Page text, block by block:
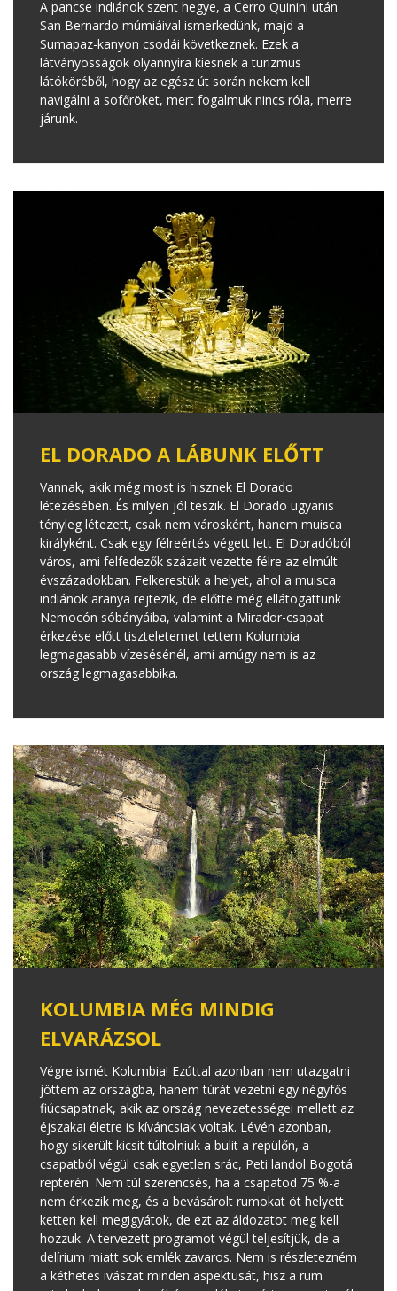
A pancse indiánok szent hegye, a Cerro Quinini után
San Bernardo múmiáival ismerkedünk, majd a
Sumapaz-kanyon csodái következnek. Ezek a
látványosságok olyannyira kiesnek a turizmus
látóköréből, hogy az egész út során nekem kell
navigálni a sofőröket, mert fogalmuk nincs róla, merre
járunk.
EL DORADO A LÁBUNK ELŐTT
Vannak, akik még most is hisznek El Dorado
létezésében. És milyen jól teszik. El Dorado ugyanis
tényleg létezett, csak nem városként, hanem muisca
királyként. Csak egy félreértés végett lett El Doradóból
város, ami felfedezők százait vezette félre az elmúlt
évszázadokban. Felkerestük a helyet, ahol a muisca
indiánok aranya rejtezik, de előtte még ellátogattunk
Nemocón sóbányáiba, valamint a Mirador-csapat
érkezése előtt tiszteletemet tettem Kolumbia
legmagasabb vízesésénél, ami amúgy nem is az
ország legmagasabbika.
KOLUMBIA MÉG MINDIG
ELVARÁZSOL
Végre ismét Kolumbia! Ezúttal azonban nem utazgatni
jöttem az országba, hanem túrát vezetni egy négyfős
fiúcsapatnak, akik az ország nevezetességei mellett az
éjszakai életre is kíváncsiak voltak. Lévén azonban,
hogy sikerült kicsit túltolniuk a bulit a repülőn, a
csapatból végül csak egyetlen srác, Peti landol Bogotá
repterén. Nem túl szerencsés, ha a csapatod 75 %-a
nem érkezik meg, és a bevásárolt rumokat öt helyett
ketten kell megigyátok, de ezt az áldozatot meg kell
hozzuk. A tervezett programot végül teljesítjük, de a
delírium miatt sok emlék zavaros. Nem is részletezném
a kéthetes ivászat minden aspektusát, hisz a rum